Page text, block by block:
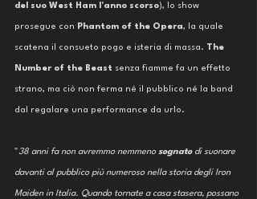
del suo West Ham l'anno scorso), lo show
prosegue con Phantom of the Opera, la quale
scatena il consueto pogo e isteria di massa. The
Number of the Beast senza fiamme fa un effetto
strano, ma ciò non ferma né il pubblico né la band
dal regalare una performance da urlo.
"38 anni fa non avremmo nemmeno sognato di suonare
davanti al pubblico più numeroso nella storia degli Iron
Maiden in Italia. Quando tornate a casa stasera, possano